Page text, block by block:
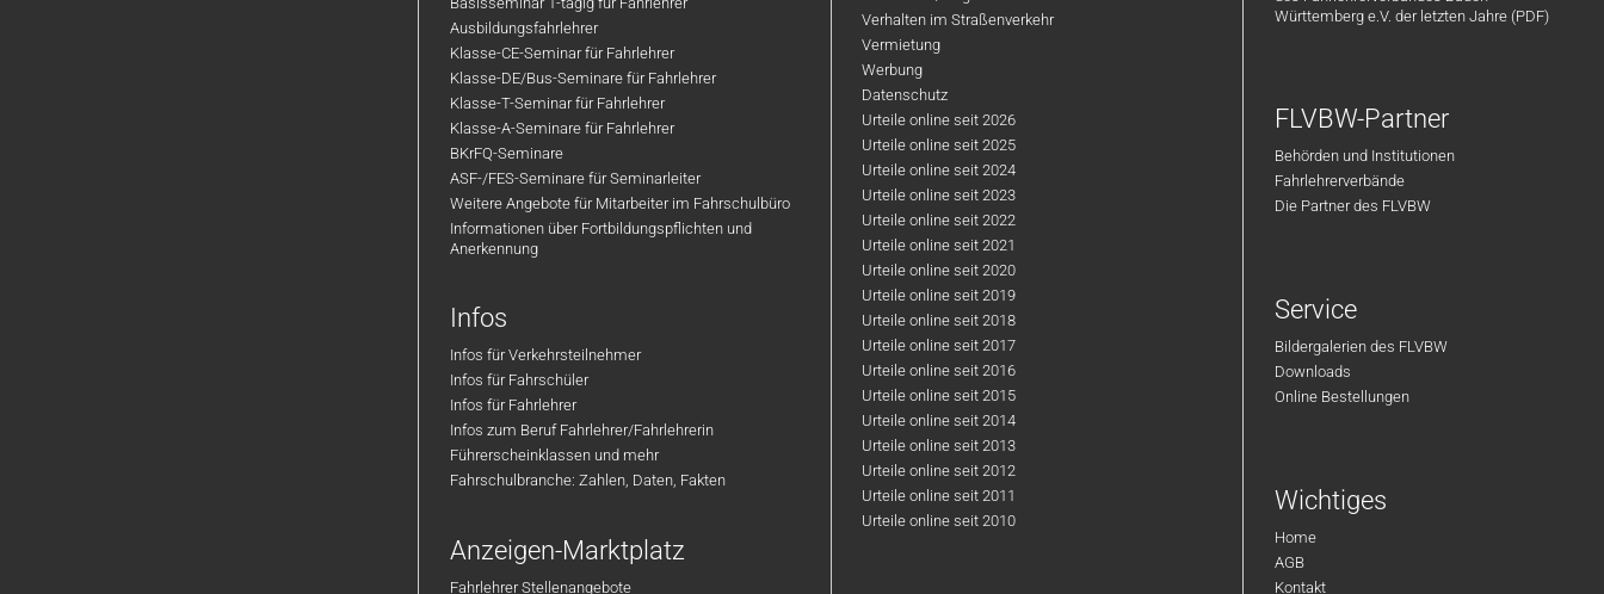
Ausbildungsfahrlehrer
Klasse-CE-Seminar für Fahrlehrer
Klasse-DE/Bus-Seminare für Fahrlehrer
Klasse-T-Seminar für Fahrlehrer
Klasse-A-Seminare für Fahrlehrer
BKrFQ-Seminare
ASF-/FES-Seminare für Seminarleiter
Weitere Angebote für Mitarbeiter im Fahrschulbüro
Informationen über Fortbildungspflichten und
Anerkennung
Infos
Infos für Verkehrsteilnehmer
Infos für Fahrschüler
Infos für Fahrlehrer
Infos zum Beruf Fahrlehrer/Fahrlehrerin
Führerscheinklassen und mehr
Fahrschulbranche: Zahlen, Daten, Fakten
Anzeigen-Marktplatz
Fahrlehrer Stellenangebote
Verhalten im Straßenverkehr
Vermietung
Werbung
Datenschutz
Urteile online seit 2026
Urteile online seit 2025
Urteile online seit 2024
Urteile online seit 2023
Urteile online seit 2022
Urteile online seit 2021
Urteile online seit 2020
Urteile online seit 2019
Urteile online seit 2018
Urteile online seit 2017
Urteile online seit 2016
Urteile online seit 2015
Urteile online seit 2014
Urteile online seit 2013
Urteile online seit 2012
Urteile online seit 2011
Urteile online seit 2010
Württemberg e.V. der letzten Jahre (PDF)
FLVBW-Partner
Behörden und Institutionen
Fahrlehrerverbände
Die Partner des FLVBW
Service
Bildergalerien des FLVBW
Downloads
Online Bestellungen
Wichtiges
Home
AGB
Kontakt